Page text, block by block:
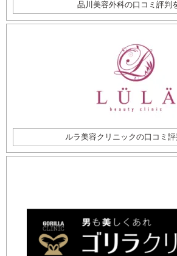
品川美容外科の口コミ評判
ルラ美容クリニックの口コミ